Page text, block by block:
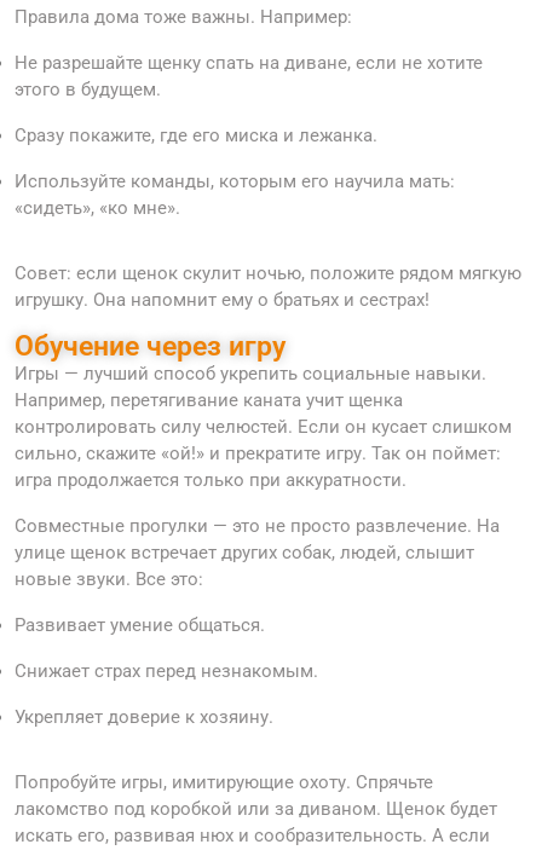
Правила дома тоже важны. Например:
Не разрешайте щенку спать на диване, если не хотите
этого в будущем.
Сразу покажите, где его миска и лежанка.
Используйте команды, которым его научила мать:
«сидеть», «ко мне».
Совет: если щенок скулит ночью, положите рядом мягкую
игрушку. Она напомнит ему о братьях и сестрах!
Обучение через игру
Игры — лучший способ укрепить социальные навыки.
Например, перетягивание каната учит щенка
контролировать силу челюстей. Если он кусает слишком
сильно, скажите «ой!» и прекратите игру. Так он поймет:
игра продолжается только при аккуратности.
Совместные прогулки — это не просто развлечение. На
улице щенок встречает других собак, людей, слышит
новые звуки. Все это:
Развивает умение общаться.
Снижает страх перед незнакомым.
Укрепляет доверие к хозяину.
Попробуйте игры, имитирующие охоту. Спрячьте
лакомство под коробкой или за диваном. Щенок будет
искать его, развивая нюх и сообразительность. А если